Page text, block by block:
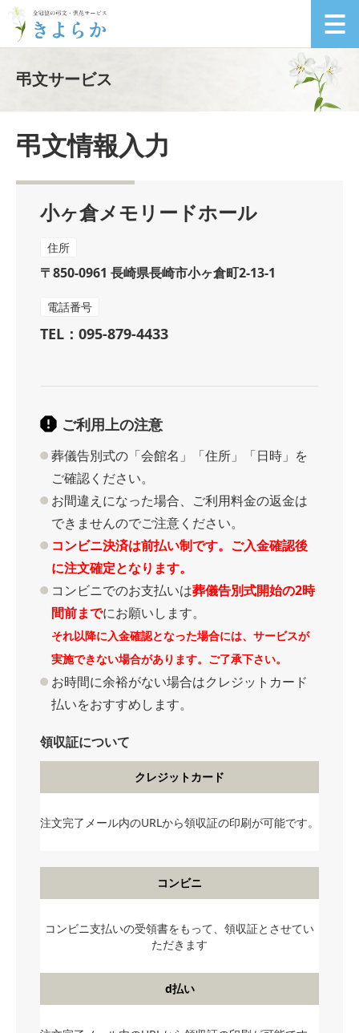
弔文サービス
弔文情報入力
小ヶ倉メモリードホール
住所
〒850-0961 長崎県長崎市小ヶ倉町2-13-1
電話番号
TEL：095-879-4433
ご利用上の注意
葬儀告別式の「会館名」「住所」「日時」を
ご確認ください。
お間違えになった場合、ご利用料金の返金は
できませんのでご注意ください。
コンビニ決済は前払い制です。ご入金確認後
に注文確定となります。
コンビニでのお支払いは葬儀告別式開始の2時
間前までにお願いします。
それ以降に入金確認となった場合には、サービスが
実施できない場合があります。ご了承下さい。
お時間に余裕がない場合はクレジットカード
払いをおすすめします。
領収証について
クレジットカード
注文完了メール内のURLから領収証の印刷が可能です。
コンビニ
コンビニ支払いの受領書をもって、領収証とさせてい
ただきます
d払い